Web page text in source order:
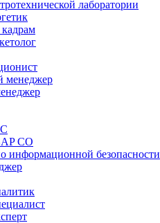
лаборатории
менеджер
CO
информационной безопасности